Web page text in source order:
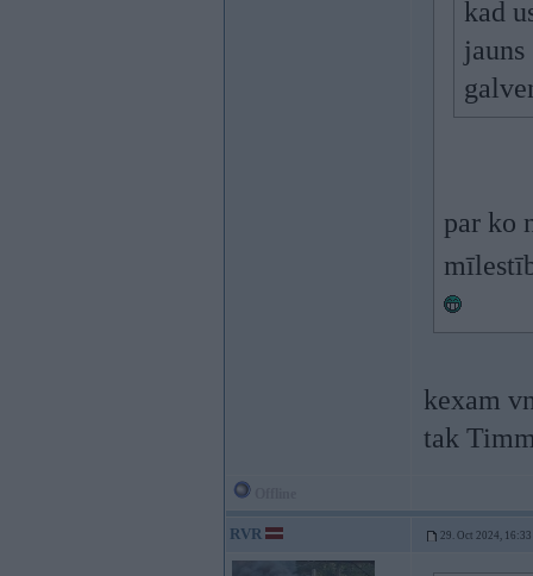
kad
jauns
par ko
kexam
tak
RVR 29. Oct 2024, 16:33